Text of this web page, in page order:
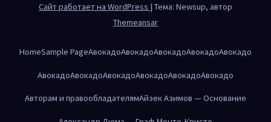
Сайт работает на WordPress | Тема: Newsup, автор
Themeansar
HomeSample PageАвокадоАвокадоАвокадоАвокадоАвокадо
АвокадоАвокадоАвокадоАвокадоАвокадоАвокадо
Авторам и правообладателямАйзек Азимов — Основание